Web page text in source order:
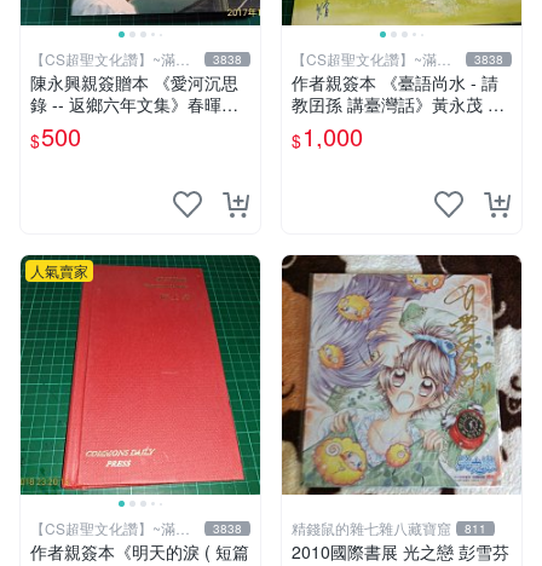
【CS超聖文化讚】~滿千
元送運
3838
陳永興親簽贈本 《愛河沉思
錄 -- 返鄉六年文集》春暉｜
陳永興 2005年初版一刷 有微
書斑 【CS超聖文化讚】
$500
【CS超聖文化讚】~滿千
元送運
3838
作者親簽本 《臺語尚水 - 請
教囝孫 講臺灣話》黃永茂 著
2014年二刷 9成新 【CS超聖
文化讚】
$1,000
人氣賣家
【CS超聖文化讚】~滿千
元送運
3838
作者親簽本《明天的淚 ( 短篇
精錢鼠的雜七雜八藏寶窟 811
2010國際書展 光之戀 彭雪芬